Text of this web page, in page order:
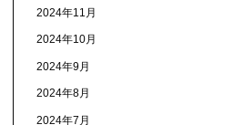
2024年11月
2024年10月
2024年9月
2024年8月
2024年7月